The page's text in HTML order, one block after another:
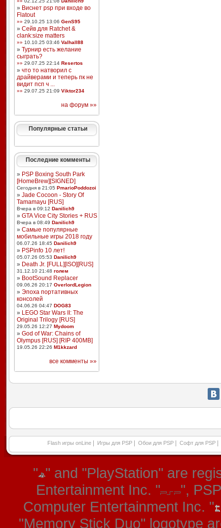
» Виснет psp при входе во
Flatout
»» 29.10.25 13:06 GenS95
» Сейв для Ratchet &
clank:size matters
»» 10.10.25 03:46 Valhall88
» Турнир есть желание
сыграть?
»» 29.07.25 22:14 Resertos
» что то натворил с
драйверами и теперь пк не
видит псп ч ...
»» 29.07.25 21:09 Viktor234
на форум »»
Популярные статьи
Последние комменты
» PSP Boxing South Park
[HomeBrew][SIGNED]
Сегодня в 21:05 PmarioPoddozoi
» Jade Cocoon - Story Of
Tamamayu [RUS]
Вчера в 09:12 Danilich9
» GTA Vice City Stories + RUS
Вчера в 08:49 Danilich9
» Самые популярные
мобильные игры 2018 году
06.07.26 18:45 Danilich9
» PSPinfo 10 лет!
05.07.26 05:53 Danilich9
» Death Jr. [FULL][ISO][RUS]
31.12.10 21:48 голем
» BootSound Replacer
09.06.26 20:17 OverlordLegion
» Эпоха портативных
консолей
04.06.26 04:47 DOG83
» LEGO Star Wars II: The
Original Trilogy [RUS]
29.05.26 12:27 Mydoom
» God of War: Chains of
Olympus [RUS] [RIP 400MB]
19.05.26 22:26 M1kkzard
все комменты »»
Flash игры onLine Игры для PSP Обои для PSP Софт для PSP
" " and "PlayStation" are
Entertainment Inc. "
",
Computer Entertainment Inc. "
"Memory Stick Duo" logotype